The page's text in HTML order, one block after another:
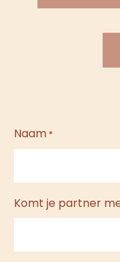
Naam *
Komt je partner
DD
slash
JJJJ